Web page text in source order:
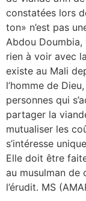
constatées lors
ton» n’est pas
Abdou Doumbia,
rien à voir avec
existe au Mali
l’homme de
personnes qui
partager la
mutualiser les
s’intéresse
Elle doit être
au musulman de
l’érudit. MS